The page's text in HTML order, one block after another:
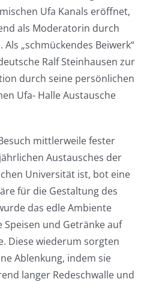
Ufa Kanals eröffnet,
als Moderatorin durch
„schmückendes Beiwerk“
Ralf Steinhausen zur
durch seine persönlichen
Ufa- Halle Austausche
mittlerweile fester
Austausches der
Universität ist, bot eine
für die Gestaltung des
das edle Ambiente
und Getränke auf
Diese wiederum sorgten
Ablenkung, indem sie
langer Redeschwalle und